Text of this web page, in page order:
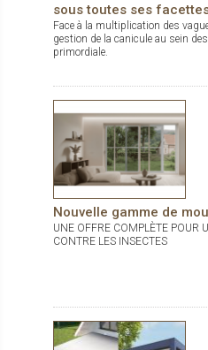
sous toutes ses
Face à la multiplication des
gestion de la canicule au sein
primordiale.
Nouvelle gamme de
UNE OFFRE COMPLÈTE POUR
CONTRE LES INSECTES